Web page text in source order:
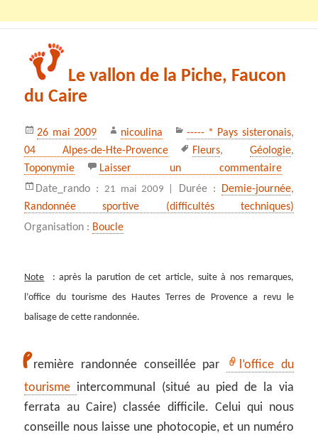
Le vallon de la Piche, Faucon
du Caire
Publié
le
26 mai 2009 Auteur
nicoulina Catégories
----- * Pays sisteronais,
04 Alpes-de-Hte-Provence
Mots-
clés
Fleurs, Géologie,
Toponymie
Laisser un commentaire
Date_rando : 21 mai 2009 | Durée : Demie-journée,
Randonnée sportive (difficultés techniques)
Organisation : Boucle
Note : après la parution de cet article, suite à nos remarques,
l’office du tourisme des Hautes Terres de Provence a revu le
balisage de cette randonnée.
Première randonnée conseillée par
l’office du
tourisme intercommunal (situé au pied de la via
ferrata au Caire) classée difficile. Celui qui nous
conseille nous laisse une photocopie, et un numéro